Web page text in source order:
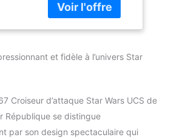
l'anime Star Wars
Clone Wars, la série
de collection LEGO
Comprend 2
clonées, le capitaine
Rex et l'amiral
Yuralen Modèle de
réplique détaillée :
et fidèle à l’univers Star
Croiseur d’attaque Star Wars UCS de
République se distingue
par son design spectaculaire qui